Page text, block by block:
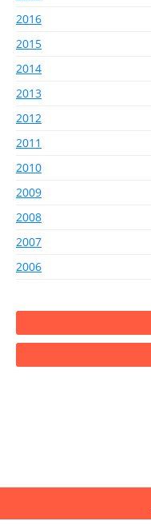
2016
2015
2014
2013
2012
2011
2010
2009
2008
2007
2006
- Advertentie -